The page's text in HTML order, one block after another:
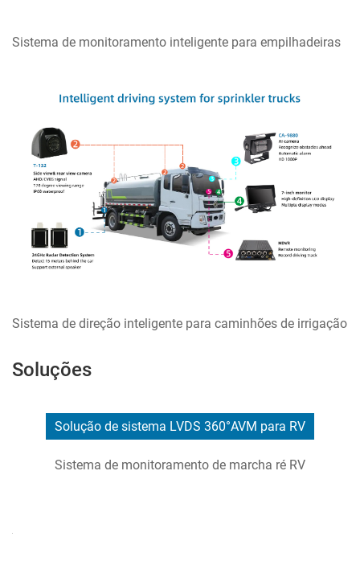
Sistema de monitoramento inteligente para empilhadeiras
Sistema de direção inteligente para caminhões de irrigação
Soluções
Solução de sistema LVDS 360°AVM para RV
Sistema de monitoramento de marcha ré RV